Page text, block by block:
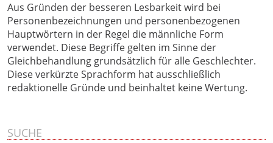
Aus Gründen der besseren Lesbarkeit wird bei
Personenbezeichnungen und personenbezogenen
Hauptwörtern in der Regel die männliche Form
verwendet. Diese Begriffe gelten im Sinne der
Gleichbehandlung grundsätzlich für alle Geschlechter.
Diese verkürzte Sprachform hat ausschließlich
redaktionelle Gründe und beinhaltet keine Wertung.
SUCHE